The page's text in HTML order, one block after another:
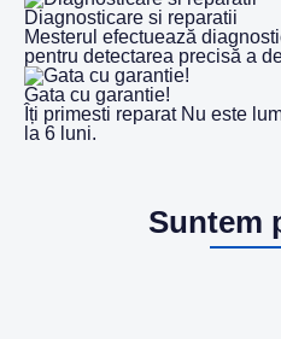
Diagnosticare si reparatii
Mesterul efectuează
pentru detectarea precisă a
Gata cu garantie!
Îți primesti reparat Nu este
la 6 luni.
Suntem